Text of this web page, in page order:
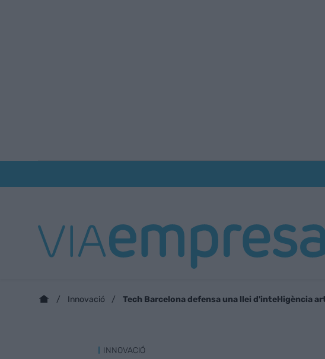
Innovació Tech Barcelona defensa una llei d'intel·ligència
INNOVACIÓ